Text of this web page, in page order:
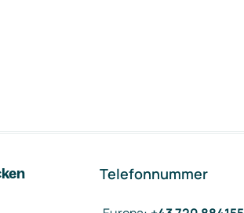
Telefonnummer